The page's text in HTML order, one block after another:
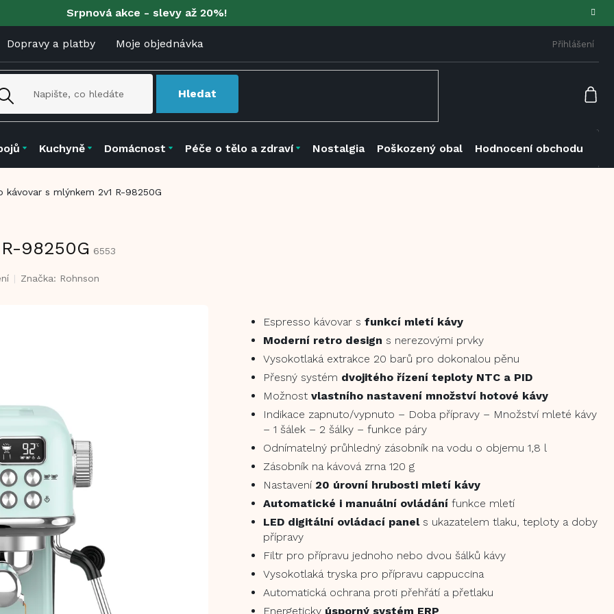
Srpnová akce - slevy až 20%!
Dopravy a platby Moje objednávka Přihlášení
Hledat
Kuchyně Domácnost Péče o tělo a zdraví Nostalgia Poškozený obal Hodnocení obchodu
kávovar s mlýnkem 2v1 R-98250G
98250G 6553
Značka: Rohnson
Espresso kávovar s funkcí mletí kávy
Moderní retro design s nerezovými prvky
Vysokotlaká extrakce 20 barů pro dokonalou pěnu
Přesný systém dvojitého řízení teploty NTC a PID
Možnost vlastního nastavení množství hotové kávy
Indikace zapnuto/vypnuto – Doba přípravy – Množství mleté kávy
– 1 šálek – 2 šálky – funkce páry
Odnímatelný průhledný zásobník na vodu o objemu 1,8 l
Zásobník na kávová zrna 120 g
Nastavení 20 úrovní hrubosti mletí kávy
Automatické i manuální ovládání funkce mletí
LED digitální ovládací panels ukazatelem tlaku, teploty a doby
přípravy
Filtr pro přípravu jednoho nebo dvou šálků kávy
Vysokotlaká tryska pro přípravu cappuccina
Automatická ochrana proti přehřátí a přetlaku
Energeticky úsporný systém ERP